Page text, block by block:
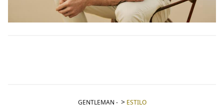
GENTLEMAN - ESTILO